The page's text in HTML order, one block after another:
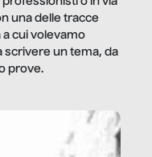
una delle tracce
a cui volevamo
scrivere un tema, da
prove.